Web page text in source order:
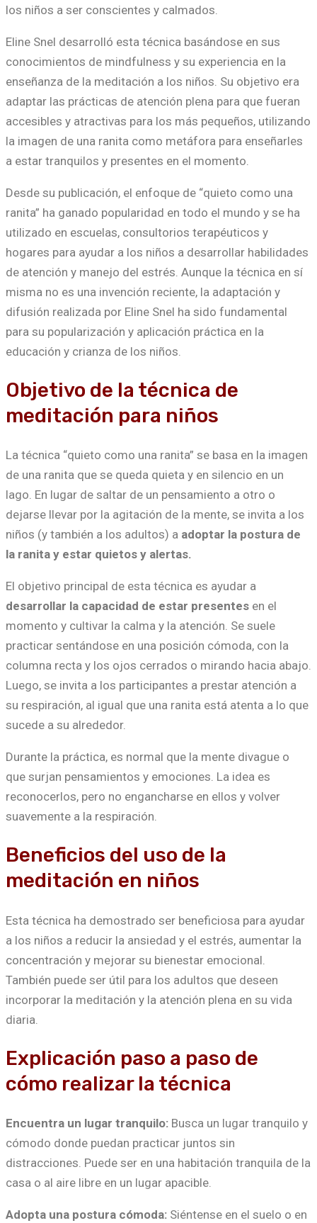
los niños a ser conscientes y calmados.
Eline Snel desarrolló esta técnica basándose en sus
conocimientos de mindfulness y su experiencia en la
enseñanza de la meditación a los niños. Su objetivo era
adaptar las prácticas de atención plena para que fueran
accesibles y atractivas para los más pequeños, utilizando
la imagen de una ranita como metáfora para enseñarles
a estar tranquilos y presentes en el momento.
Desde su publicación, el enfoque de “quieto como una
ranita” ha ganado popularidad en todo el mundo y se ha
utilizado en escuelas, consultorios terapéuticos y
hogares para ayudar a los niños a desarrollar habilidades
de atención y manejo del estrés. Aunque la técnica en sí
misma no es una invención reciente, la adaptación y
difusión realizada por Eline Snel ha sido fundamental
para su popularización y aplicación práctica en la
educación y crianza de los niños.
Objetivo de la técnica de
meditación para niños
La técnica “quieto como una ranita” se basa en la imagen
de una ranita que se queda quieta y en silencio en un
lago. En lugar de saltar de un pensamiento a otro o
dejarse llevar por la agitación de la mente, se invita a los
niños (y también a los adultos) a adoptar la postura de
la ranita y estar quietos y alertas.
El objetivo principal de esta técnica es ayudar a
desarrollar la capacidad de estar presentes en el
momento y cultivar la calma y la atención. Se suele
practicar sentándose en una posición cómoda, con la
columna recta y los ojos cerrados o mirando hacia abajo.
Luego, se invita a los participantes a prestar atención a
su respiración, al igual que una ranita está atenta a lo que
sucede a su alrededor.
Durante la práctica, es normal que la mente divague o
que surjan pensamientos y emociones. La idea es
reconocerlos, pero no engancharse en ellos y volver
suavemente a la respiración.
Beneficios del uso de la
meditación en niños
Esta técnica ha demostrado ser beneficiosa para ayudar
a los niños a reducir la ansiedad y el estrés, aumentar la
concentración y mejorar su bienestar emocional.
También puede ser útil para los adultos que deseen
incorporar la meditación y la atención plena en su vida
diaria.
Explicación paso a paso de
cómo realizar la técnica
Encuentra un lugar tranquilo: Busca un lugar tranquilo y
cómodo donde puedan practicar juntos sin
distracciones. Puede ser en una habitación tranquila de la
casa o al aire libre en un lugar apacible.
Adopta una postura cómoda: Siéntense en el suelo o en